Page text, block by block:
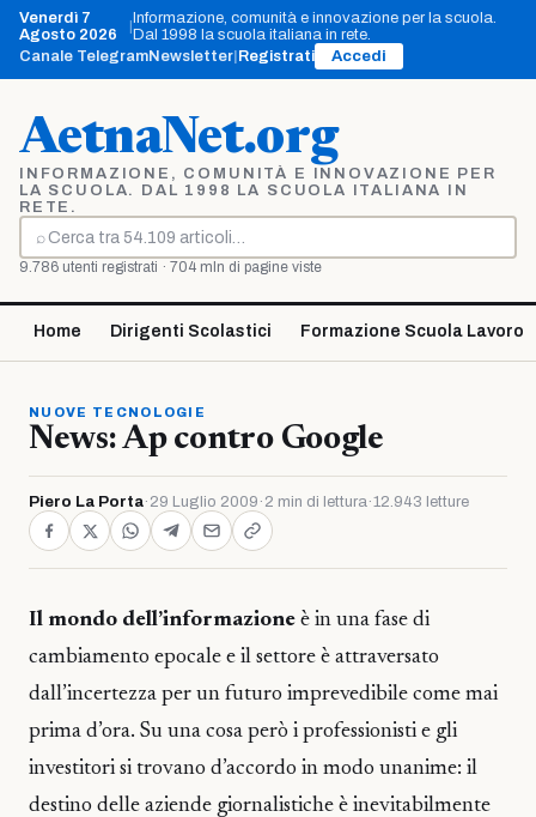
Vai
contenuto
Venerdì 7
Agosto 2026
Informazione, comunità e innovazione per la scuola.
Dal 1998 la scuola italiana in rete.
Canale TelegramNewsletter Registrati Accedi
AetnaNet.org
INFORMAZIONE, COMUNITÀ E INNOVAZIONE PER
LA SCUOLA. DAL 1998 LA SCUOLA ITALIANA IN
RETE.
⌕
Cerca
9.786 utenti registrati · 704 mln di pagine viste
Home Dirigenti Scolastici Formazione Scuola Lavoro
NUOVE TECNOLOGIE
News: Ap contro Google
Piero La Porta· 29 Luglio 2009 · 2 min di lettura·12.943 letture
Il mondo dell’informazione è in una fase di
cambiamento epocale e il settore è attraversato
dall’incertezza per un futuro imprevedibile come mai
prima d’ora. Su una cosa però i professionisti e gli
investitori si trovano d’accordo in modo unanime: il
destino delle aziende giornalistiche è inevitabilmente